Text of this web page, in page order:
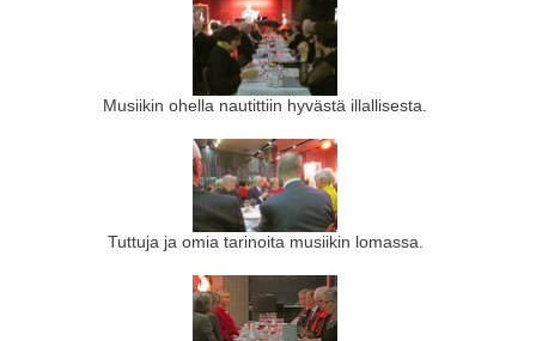
Musiikin ohella nautittiin hyvästä illallisesta.
Tuttuja ja omia tarinoita musiikin lomassa.